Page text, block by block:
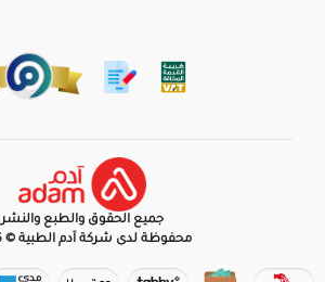
جميع الحقوق والطبع والنشر
محفوظة لدى شركة آدم الطبية © 2026